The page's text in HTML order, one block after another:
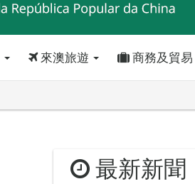
來澳旅遊 商務及貿易
最新新聞